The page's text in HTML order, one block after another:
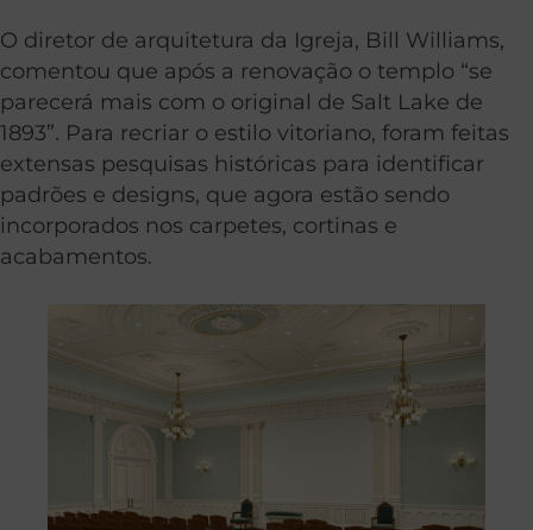
O diretor de arquitetura da Igreja, Bill Williams,
comentou que após a renovação o templo “se
parecerá mais com o original de Salt Lake de
1893”. Para recriar o estilo vitoriano, foram feitas
extensas pesquisas históricas para identificar
padrões e designs, que agora estão sendo
incorporados nos carpetes, cortinas e
acabamentos.